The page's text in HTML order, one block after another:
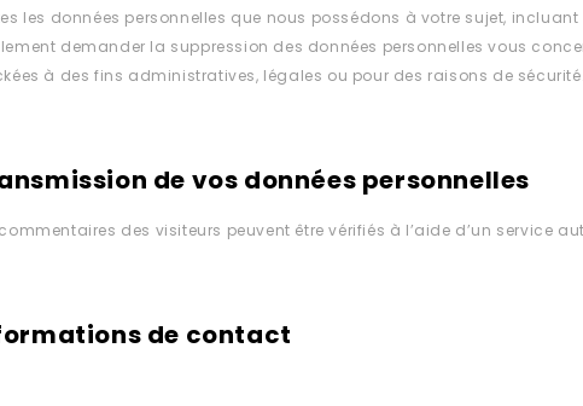
les données personnelles que nous possédons à votre sujet,
demander la suppression des données personnelles vous
à des fins administratives, légales ou pour des raisons de sécurité.
de vos données personnelles
commentaires des visiteurs peuvent être vérifiés à l’aide d’un service
de contact